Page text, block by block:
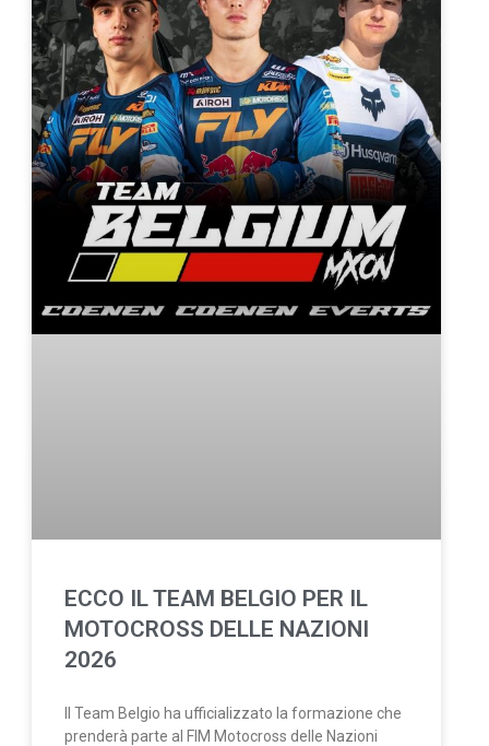
ECCO IL TEAM BELGIO PER IL
MOTOCROSS DELLE NAZIONI
2026
Il Team Belgio ha ufficializzato la formazione che
prenderà parte al FIM Motocross delle Nazioni